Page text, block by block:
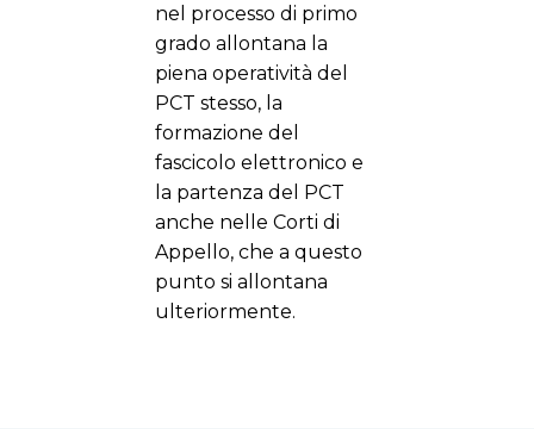
nel processo di primo
grado allontana la
piena operatività del
PCT stesso, la
formazione del
fascicolo elettronico e
la partenza del PCT
anche nelle Corti di
Appello, che a questo
punto si allontana
ulteriormente.